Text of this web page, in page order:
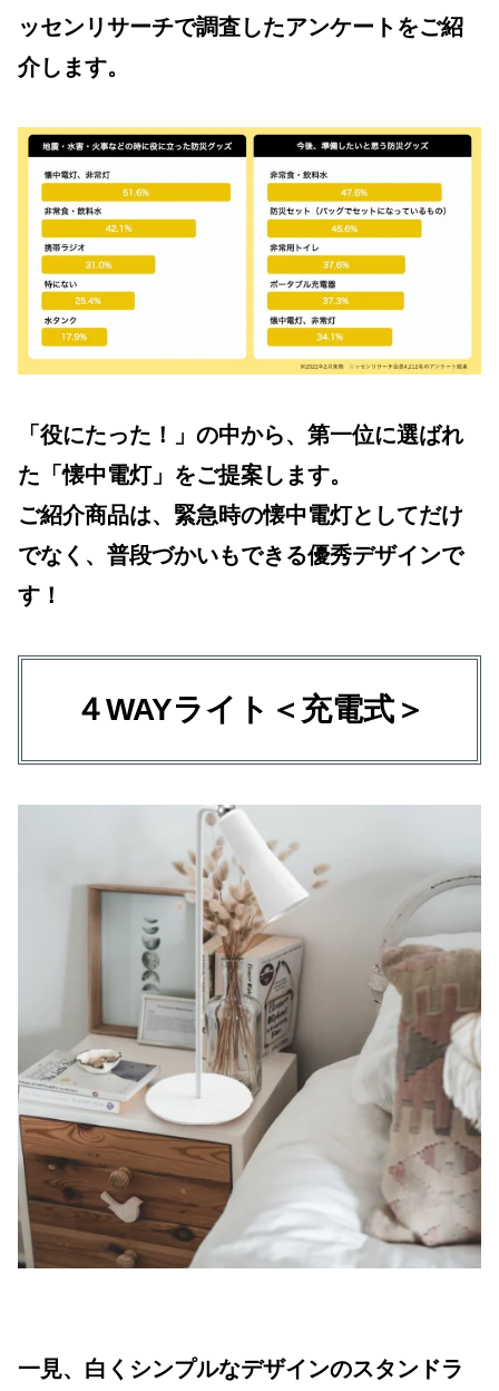
ッセンリサーチで調査したアンケートをご紹
介します。
「役にたった！」の中から、第一位に選ばれ
た「懐中電灯」をご提案します。
ご紹介商品は、緊急時の懐中電灯としてだけ
でなく、普段づかいもできる優秀デザインで
す！
４WAYライト＜充電式＞
一見、白くシンプルなデザインのスタンドラ